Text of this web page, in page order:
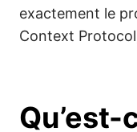
exactement le
Context
Qu’est-